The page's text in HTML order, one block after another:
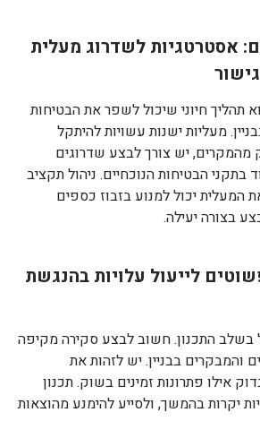
אסטרטגיות לשדרוג מעלית
תהליך חיוני שיכול לשפר את הבטיחות
מעליות ישנות עשויות להיתקל
מהמקרים, יש צורך לבצע שדרוגים
הבטיחות הנוכחיים. ניהול תקציב
יכול למנוע בזבוז כספים
בצורה יעילה.
לייעול עלויות בהנגשת
בשלב התכנון. חשוב לבצע סקירה מקיפה
והמבקרים בבניין. יש לזהות את
אילו פתרונות זמינים בשוק. תכנון
יקרות בהמשך, ולסייע להימנע מהוצאות